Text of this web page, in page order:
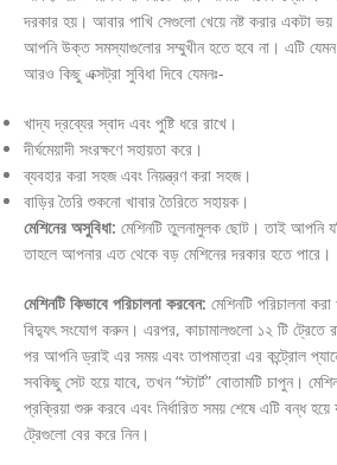
দরকার হয়। আবার পাখি সেগুলো খেয়ে নষ্ট করার একটা
আপনি উক্ত সমস্যাগুলোর সম্মুখীন হতে হবে না। এটি
আরও কিছু এক্সট্রা সুবিধা দিবে যেমনঃ-
খাদ্য দ্রব্যের স্বাদ এবং পুষ্টি ধরে রাখে।
দীর্ঘমেয়াদী সংরক্ষণে সহায়তা করে।
ব্যবহার করা সহজ এবং নিয়ন্ত্রণ করা সহজ।
বাড়ির তৈরি শুকনো খাবার তৈরিতে সহায়ক।
মেশিনের অসুবিধা: মেশিনটি তুলনামুলক ছোট। তাই আপনি
তাহলে আপনার এত থেকে বড় মেশিনের দরকার হতে পারে।
মেশিনটি কিভাবে পরিচালনা করবেন: মেশিনটি পরিচালনা
বিদ্যুৎ সংযোগ করুন। এরপর, কাচামালগুলো ১২ টি ট্রেতে
পর আপনি ড্রাই এর সময় এবং তাপমাত্রা এর কন্ট্রোল
সবকিছু সেট হয়ে যাবে, তখন “স্টার্ট” বোতামটি চাপুন।
প্রক্রিয়া শুরু করবে এবং নির্ধারিত সময় শেষে এটি বন্ধ
ট্রেগুলো বের করে নিন।